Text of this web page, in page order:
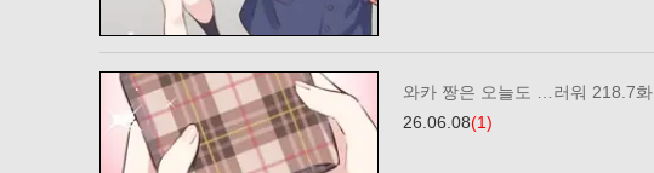
와카 짱은 오늘도 …러워 218.7화
26.06.08(1)